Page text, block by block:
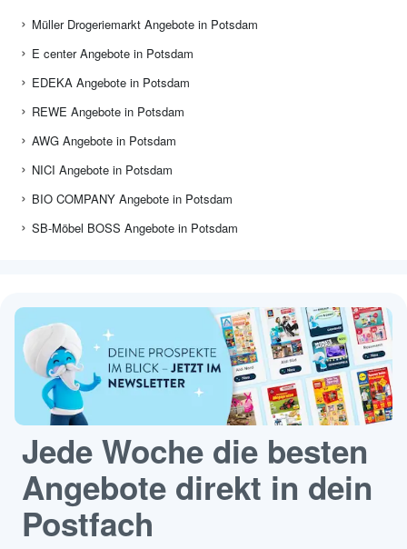
Müller Drogeriemarkt Angebote in Potsdam
E center Angebote in Potsdam
EDEKA Angebote in Potsdam
REWE Angebote in Potsdam
AWG Angebote in Potsdam
NICI Angebote in Potsdam
BIO COMPANY Angebote in Potsdam
SB-Möbel BOSS Angebote in Potsdam
Jede Woche die besten
Angebote direkt in dein
Postfach